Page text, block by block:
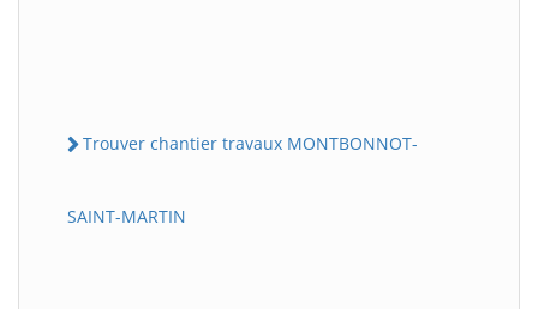
Trouver chantier travaux MONTBONNOT-
SAINT-MARTIN